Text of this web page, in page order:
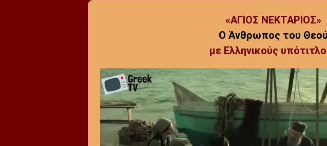
«ΑΓΙΟΣ ΝΕΚΤΑΡΙΟΣ»
Ο Άνθρωπος του Θεού
με Ελληνικούς